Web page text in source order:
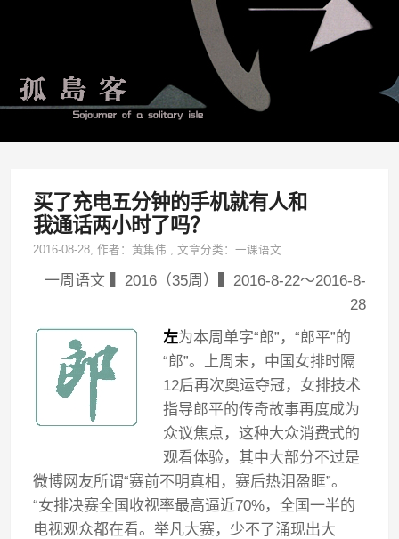
买了充电五分钟的手机就有人和
我通话两小时了吗？
2016-08-28, 作者：黄集伟 ,文章分类：一课语文
一周语文 ▍2016（35周）▍2016-8-22～2016-8-
28
左为本周单字“郎”，“郎平”的
“郎”。上周末，中国女排时隔
12后再次奥运夺冠，女排技术
指导郎平的传奇故事再度成为
众议焦点，这种大众消费式的
观看体验，其中大部分不过是
微博网友所谓“赛前不明真相，赛后热泪盈眶”。
“女排决赛全国收视率最高逼近70%，全国一半的
电视观众都在看。举凡大赛，少不了涌现出大